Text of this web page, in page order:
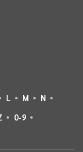
L M
N
0-9